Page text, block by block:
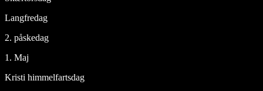
Langfredag
2. påskedag
1. Maj
Kristi himmelfartsdag